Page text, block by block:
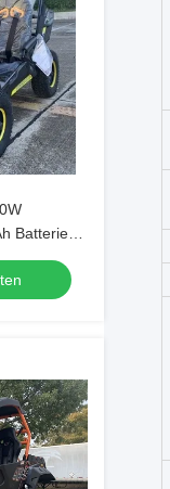
Batterie